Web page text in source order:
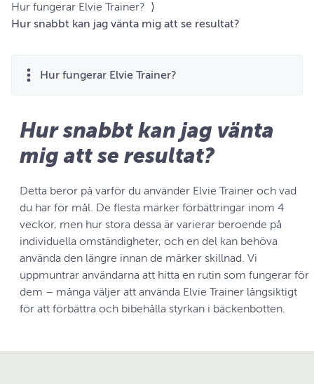
Hur fungerar Elvie Trainer? ⟩
Hur snabbt kan jag vänta mig att se resultat?
Hur fungerar Elvie Trainer?
Hur snabbt kan jag vänta
mig att se resultat?
Detta beror på varför du använder Elvie Trainer och vad
du har för mål. De flesta märker förbättringar inom 4
veckor, men hur stora dessa är varierar beroende på
individuella omständigheter, och en del kan behöva
använda den längre innan de märker skillnad. Vi
uppmuntrar användarna att hitta en rutin som fungerar för
dem – många väljer att använda Elvie Trainer långsiktigt
för att förbättra och bibehålla styrkan i bäckenbotten.